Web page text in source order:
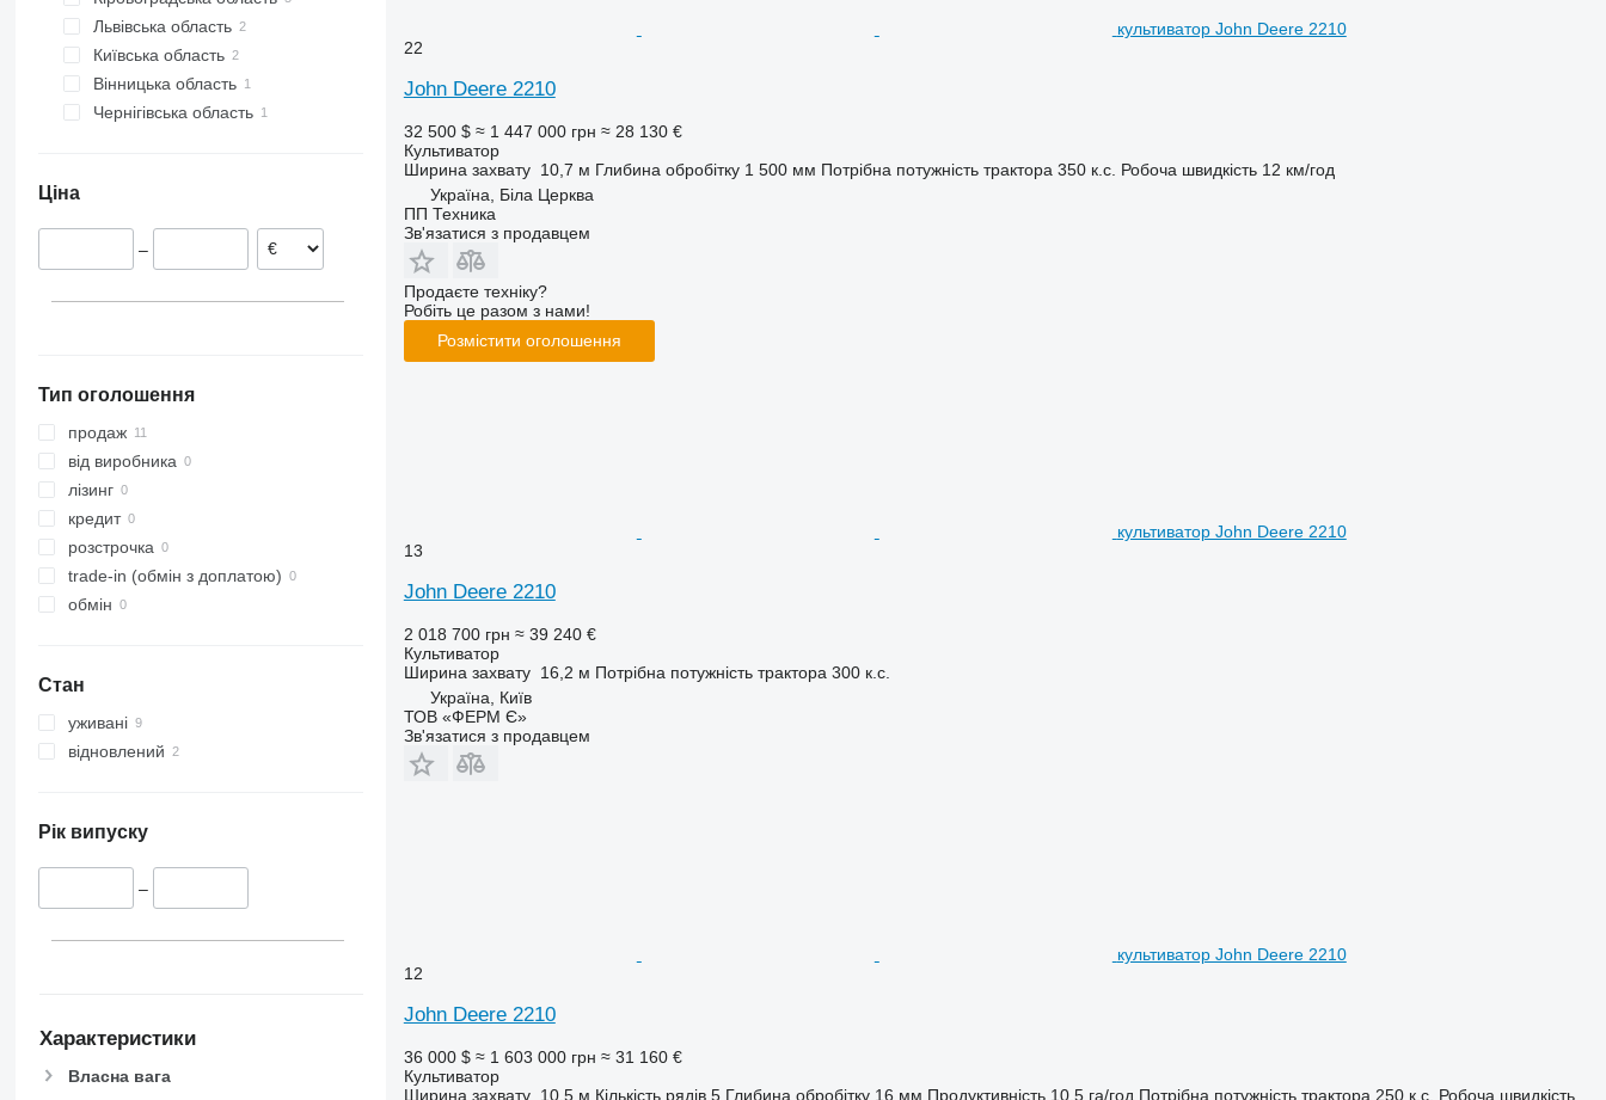
Кропивницький
Львівська область
Львів
Київська область
Київ
Біла Церква
Вінницька область
Вінниця
Чернігівська область
Ціна
–
Тип оголошення
продаж
від виробника
лізинг
кредит
розстрочка
trade-in (обмін з доплатою)
обмін
Стан
уживані
відновлений
Рік випуску
–
Характеристики
Власна вага
культиватор John Deere 2210
22
John Deere 2210
32 500 $ ≈ 1 447 000 грн ≈ 28 130 €
Культиватор
Ширина захвату 10,7 м Глибина обробітку 1 500 мм Потрібна потужність трактора 350 к.с. Робоча швидкість 12 км/год
Україна, Біла Церква
ПП Техника
Зв'язатися з продавцем
Продаєте техніку?
Робіть це разом з нами!
Розмістити оголошення
культиватор John Deere 2210
13
John Deere 2210
2 018 700 грн ≈ 39 240 €
Культиватор
Ширина захвату 16,2 м Потрібна потужність трактора 300 к.с.
Україна, Київ
ТОВ «ФЕРМ Є»
Зв'язатися з продавцем
культиватор John Deere 2210
12
John Deere 2210
36 000 $ ≈ 1 603 000 грн ≈ 31 160 €
Культиватор
Ширина захвату 10,5 м Кількість рядів 5 Глибина обробітку 16 мм Продуктивність 10,5 га/год Потрібна потужність трактора 250 к.с. Робоча швидкість